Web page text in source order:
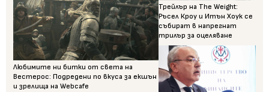
Любимите ни битки от света на
Вестерос: Подредени по вкуса за екшън
и зрелища на Webcafe
Трейлър на The Weight:
Ръсел Кроу и Итън Хоук се
събират в напрегнат
трилър за оцеляване